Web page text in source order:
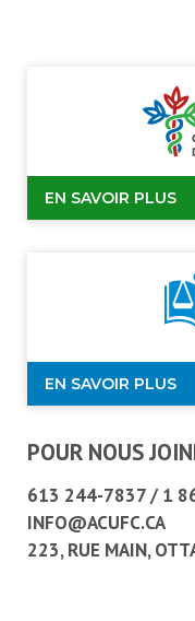
EN SAVOIR PLUS
EN SAVOIR PLUS
POUR NOUS
613 244-7837/1
INFO@ACUFC.CA
223, RUE MAIN,